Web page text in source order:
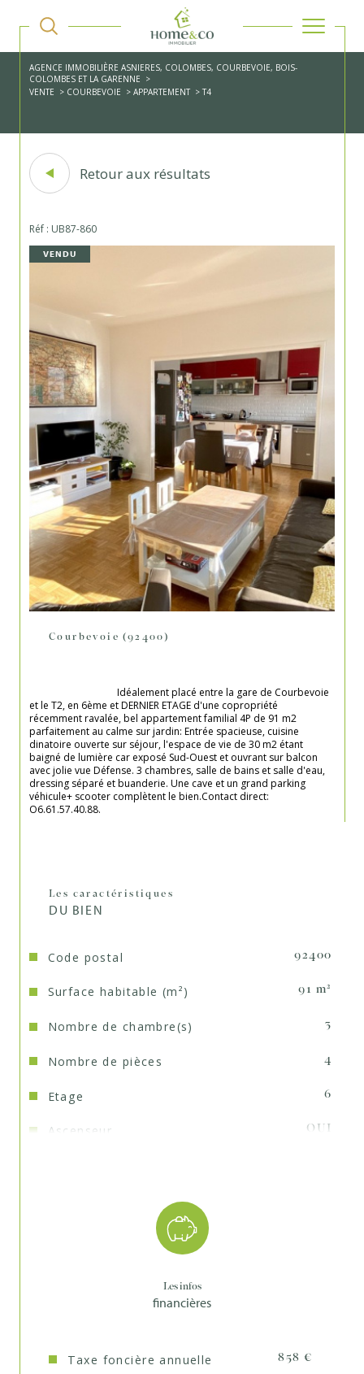
AGENCE IMMOBILIÈRE ASNIERES, COLOMBES, COURBEVOIE, BOIS-
COLOMBES ET LA GARENNE
VENTE
COURBEVOIE APPARTEMENT T4
Retour aux résultats
Réf : UB87-860
VENDU
Courbevoie (92400)
et le T2, en 6ème et DERNIER ETAGE d'une copropriété
récemment ravalée, bel appartement familial 4P de 91 m2
parfaitement au calme sur jardin: Entrée spacieuse, cuisine
dinatoire ouverte sur séjour, l'espace de vie de 30 m2 étant
baigné de lumière car exposé Sud-Ouest et ouvrant sur balcon
avec jolie vue Défense. 3 chambres, salle de bains et salle d'eau,
dressing séparé et buanderie. Une cave et un grand parking
véhicule+ scooter complètent le bien.Contact direct:
O6.61.57.40.88.
Les caractéristiques
DU BIEN
Code postal 92400
Surface habitable (m²) 91 m²
Nombre de chambre(s) 3
Nombre de pièces 4
Etage 6
Ascenseur OUI
Mode de chauffage
Format de chauffage
Les infos
financières
Taxe foncière annuelle 858 €